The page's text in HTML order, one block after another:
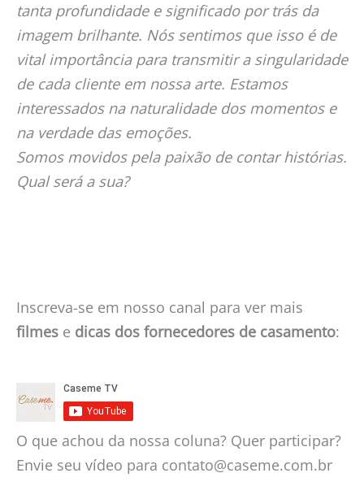
tanta profundidade e significado por trás da
imagem brilhante. Nós sentimos que isso é de
vital importância para transmitir a singularidade
de cada cliente em nossa arte. Estamos
interessados na naturalidade dos momentos e
na verdade das emoções.
Somos movidos pela paixão de contar histórias.
Qual será a sua?
Inscreva-se em nosso canal para ver mais
filmes e dicas dos fornecedores de casamento:
O que achou da nossa coluna? Quer participar?
Envie seu vídeo para contato@caseme.com.br